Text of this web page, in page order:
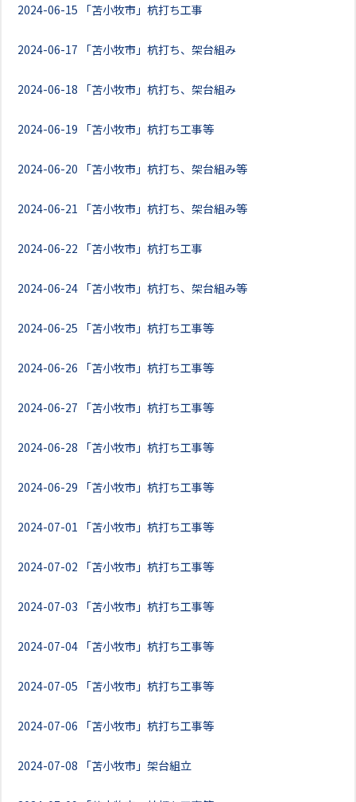
2024-06-15 「苫小牧市」杭打ち工事
2024-06-17 「苫小牧市」杭打ち、架台組み
2024-06-18 「苫小牧市」杭打ち、架台組み
2024-06-19 「苫小牧市」杭打ち工事等
2024-06-20 「苫小牧市」杭打ち、架台組み等
2024-06-21 「苫小牧市」杭打ち、架台組み等
2024-06-22 「苫小牧市」杭打ち工事
2024-06-24 「苫小牧市」杭打ち、架台組み等
2024-06-25 「苫小牧市」杭打ち工事等
2024-06-26 「苫小牧市」杭打ち工事等
2024-06-27 「苫小牧市」杭打ち工事等
2024-06-28 「苫小牧市」杭打ち工事等
2024-06-29 「苫小牧市」杭打ち工事等
2024-07-01 「苫小牧市」杭打ち工事等
2024-07-02 「苫小牧市」杭打ち工事等
2024-07-03 「苫小牧市」杭打ち工事等
2024-07-04 「苫小牧市」杭打ち工事等
2024-07-05 「苫小牧市」杭打ち工事等
2024-07-06 「苫小牧市」杭打ち工事等
2024-07-08 「苫小牧市」架台組立